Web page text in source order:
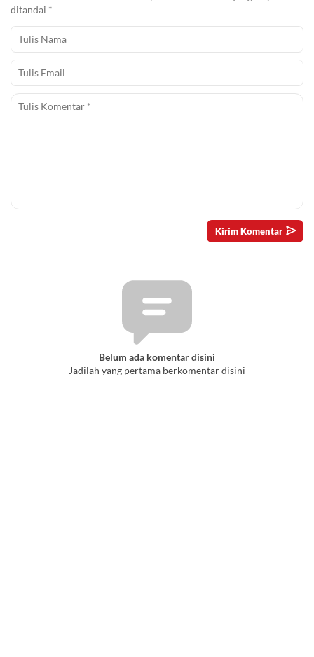
ditandai *
Belum ada komentar disini
Jadilah yang pertama berkomentar disini